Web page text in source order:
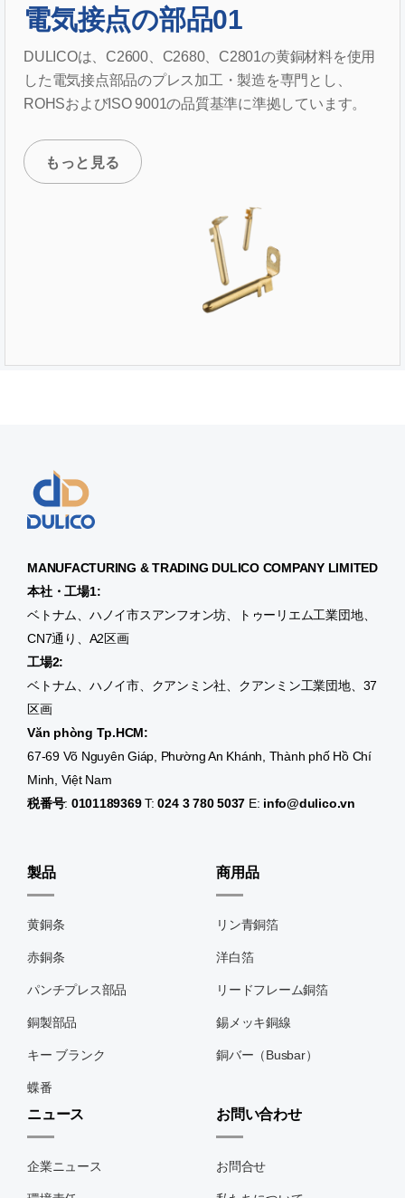
電気接点の部品01
DULICOは、C2600、C2680、C2801の黄銅材料を使用
した電気接点部品のプレス加工・製造を専門とし、
ROHSおよびISO 9001の品質基準に準拠しています。
もっと見る
MANUFACTURING & TRADING DULICOCOMPANY LIMITED
本社・工場1:
ベトナム、ハノイ市スアンフオン坊、トゥーリエム工業団地、
CN7通り、A2区画
工場2:
ベトナム、ハノイ市、クアンミン社、クアンミン工業団地、37
区画
Văn phòng Tp.HCM:
67-69 Võ Nguyên Giáp, Phường An Khánh, Thành phố Hồ Chí
Minh, Việt Nam
税番号: 0101189369T:024 3 780 5037 E: info@dulico.vn
製品
黄銅条
赤銅条
パンチプレス部品
銅製部品
キー ブランク
蝶番
商用品
リン青銅箔
洋白箔
リードフレーム銅箔
錫メッキ銅線
銅バー（Busbar）
ニュース
企業ニュース
お問い合わせ
お問合せ